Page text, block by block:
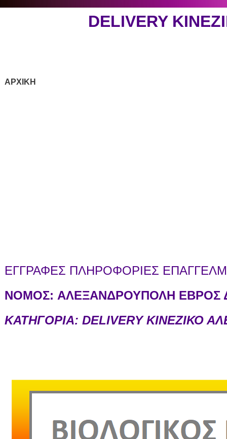
DELIVERY
ΕΓΓΡΑΦΕΣ ΠΛΗΡΟΦΟΡΙΕΣ
ΝΟΜΟΣ: ΑΛΕΞΑΝΔΡΟΥΠΟΛΗ ΕΒΡΟΣ
ΚΑΤΗΓΟΡΙΑ: DELIVERY ΚΙΝΕΖΙΚΟ
ΑΡΧΙΚΗ